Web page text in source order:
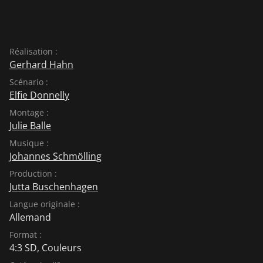
Réalisation :
Gerhard Hahn
Scénario :
Elfie Donnelly
Montage :
Julie Balle
Musique :
Johannes Schmölling
Production :
Jutta Buschenhagen
Langue originale :
Allemand
Format :
4:3 SD, Couleurs